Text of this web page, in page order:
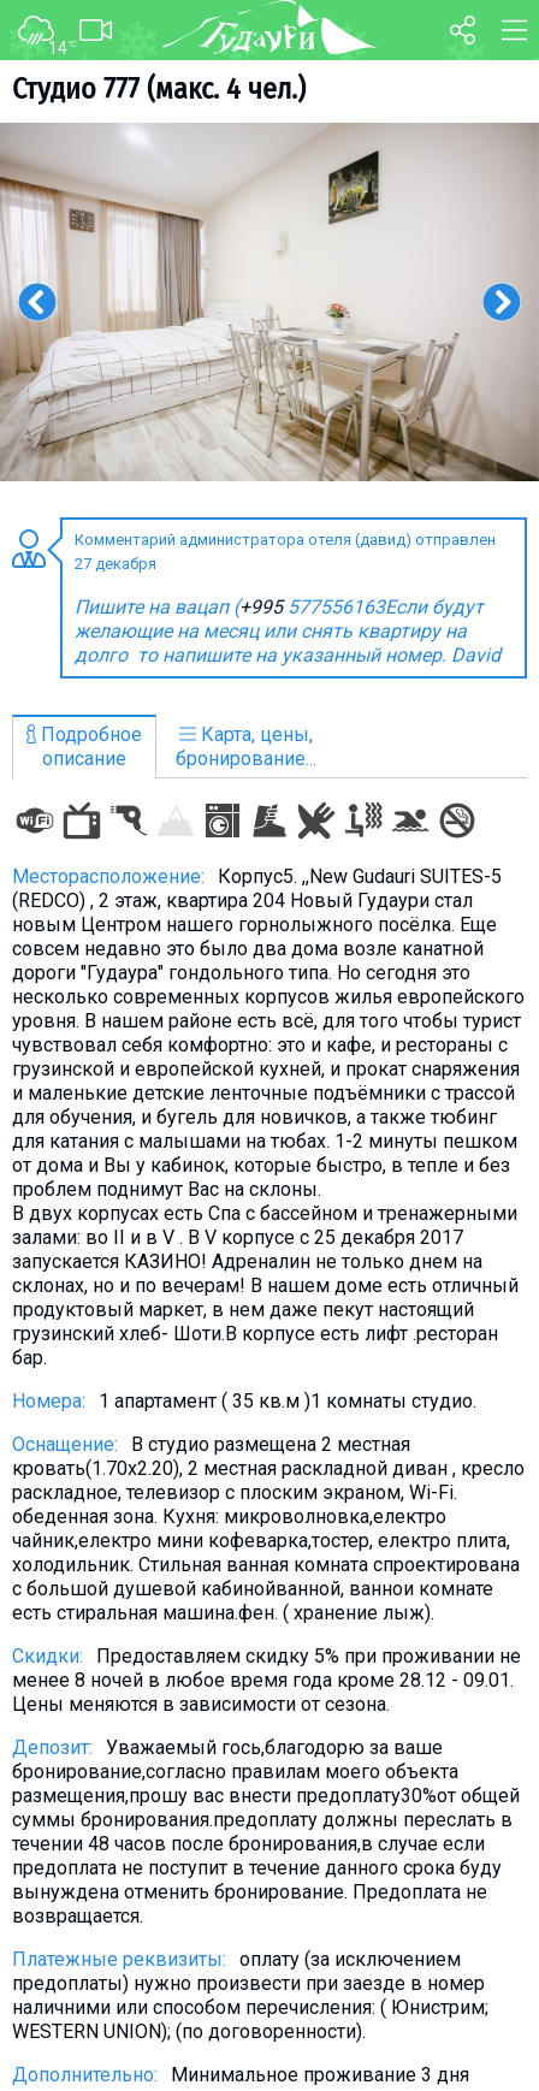
14°C
Студио 777 (макс. 4 чел.)
Комментарий администратора отеля (давид) отправлен
27 декабря
Пишите на вацап (+995 577556163Если будут
желающие на месяц или снять квартиру на
долго то напишите на указанный номер. David
Подробное
описание
Карта, цены,
бронирование...
Месторасположение:
Корпус5. ,,New Gudauri SUITES-5
(REDCO) , 2 этаж, квартира 204 Новый Гудаури стал
новым Центром нашего горнолыжного посёлка. Еще
совсем недавно это было два дома возле канатной
дороги "Гудаура" гондольного типа. Но сегодня это
несколько современных корпусов жилья европейского
уровня. В нашем районе есть всё, для того чтобы турист
чувствовал себя комфортно: это и кафе, и рестораны с
грузинской и европейской кухней, и прокат снаряжения
и маленькие детские ленточные подъёмники с трассой
для обучения, и бугель для новичков, а также тюбинг
для катания с малышами на тюбах. 1-2 минуты пешком
от дома и Вы у кабинок, которые быстро, в тепле и без
проблем поднимут Вас на склоны.
В двух корпусах есть Спа с бассейном и тренажерными
залами: во II и в V . В V корпусе с 25 декабря 2017
запускается КАЗИНО! Адреналин не только днем на
склонах, но и по вечерам! В нашем доме есть отличный
продуктовый маркет, в нем даже пекут настоящий
грузинский хлеб- Шоти.В корпусе есть лифт .ресторан
бар.
Номера:
1 апартамент ( 35 кв.м )1 комнаты студио.
Оснащение:
В студио размещена 2 местная
кровать(1.70х2.20), 2 местная раскладной диван , кресло
раскладное, телевизор с плоским экраном, Wi-Fi.
обеденная зона. Кухня: микроволновкa,електро
чайник,електро мини кофеварка,тостер, електро плита,
холодильник. Стильная ванная комната спроектирована
с большой душевой кабинойванной, ваннои комнате
есть стиральная машина.фен. ( хранение лыж).
Скидки:
Предоставляем скидку 5% при проживании не
менее 8 ночей в любое время года кроме 28.12 - 09.01.
Цены меняются в зависимости от сезона.
Депозит:
Уважаемый гось,благодорю за ваше
бронирование,согласно правилам моего объекта
размещения,прошу вас внести предоплату30%от общей
суммы бронирования.предоплату должны переслать в
течении 48 часов после бронирования,в случае если
предоплата не поступит в течение данного срока буду
вынуждена отменить бронирование. Предоплата не
возвращается.
Платежные реквизиты:
оплату (за исключением
предоплаты) нужно произвести при заезде в номер
наличними или способом перечисления: ( Юнистрим;
WESTERN UNION); (по договоренности).
Дополнительно:
Минимальное проживание 3 дня
ФОРУМ
WEBCAM
ТРАНСФЕР
О курорте
Ски-пасс
Инструкторы
Ски-сервис
Дети в Гудаури
Развлечения
Календарь событий
Гудаури
INFO
ПРОЖИВАНИЕ
Коттеджи
% Горячие предложения
Казбеги
Другое
ГРУЗИЯ
О Грузии
Визы и Документы
Что пить?
Деньги
Мобильная связь
Галерея
Отчеты
Безопасность